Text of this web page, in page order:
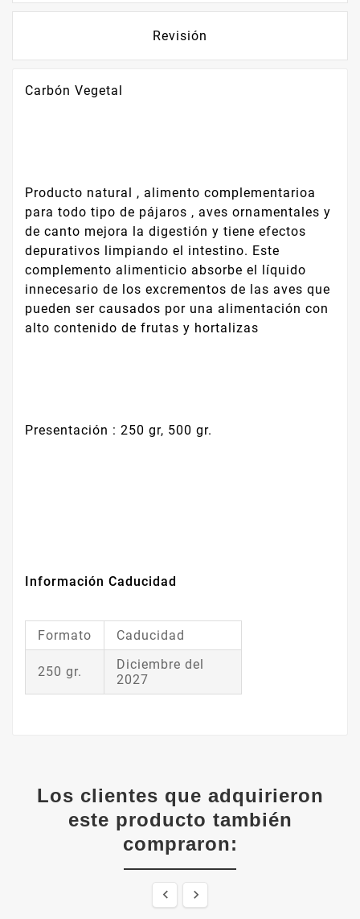
Revisión
Carbón Vegetal
Producto natural , alimento complementarioa
para todo tipo de pájaros , aves ornamentales y
de canto mejora la digestión y tiene efectos
depurativos limpiando el intestino. Este
complemento alimenticio absorbe el líquido
innecesario de los excrementos de las aves que
pueden ser causados por una alimentación con
alto contenido de frutas y hortalizas
Presentación : 250 gr, 500 gr.
Información Caducidad
Formato Caducidad
250 gr.
Diciembre del
2027
Los clientes que adquirieron
este producto también
compraron:
 